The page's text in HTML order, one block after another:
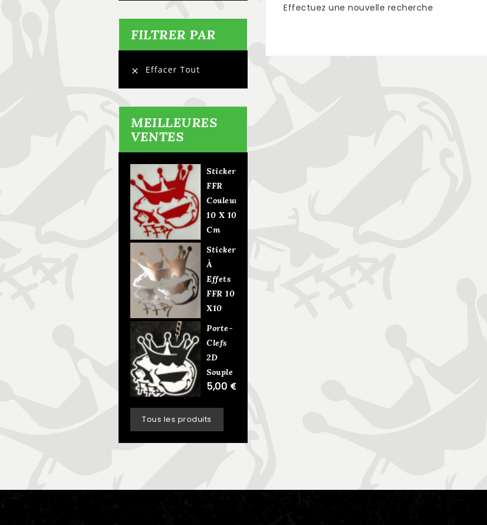
FILTRER PAR
 Effacer Tout
MEILLEURES
VENTES
Sticker
FFR
Couleur
10 X 10
Cm
4,00 €
Sticker
À
Effets
FFR 10
X10
Cm
5,00 €
Porte-
Clefs
2D
Souple
5,00 €
Tous les produits
Effectuez une nouvelle recherche